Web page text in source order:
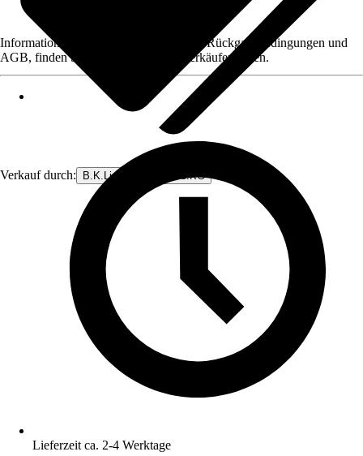
Verkauf durch: B.K.Licht GmbH & Co.KG
Informationen des Verkäufers, wie z. B. Rückgabebedingungen und
AGB, finden Sie bei Klick auf den Verkäufernamen.
Lieferzeit ca. 2-4 Werktage